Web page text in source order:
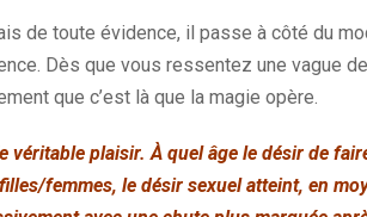
de toute évidence, il passe à côté du
Dès que vous ressentez une vague
que c’est là que la magie opère.
plaisir. À quel âge le désir de
femmes, le désir sexuel atteint, en